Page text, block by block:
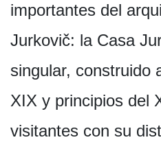
importantes del
Jurkovič: la Casa
singular, construido
XIX y principios del
visitantes con su